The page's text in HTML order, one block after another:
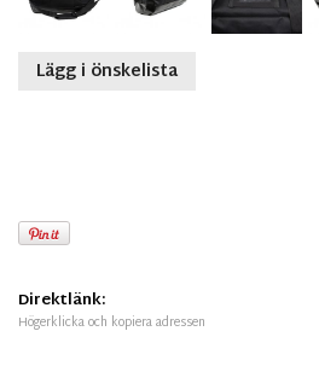
Lägg i önskelista
Direktlänk:
Högerklicka och kopiera adressen